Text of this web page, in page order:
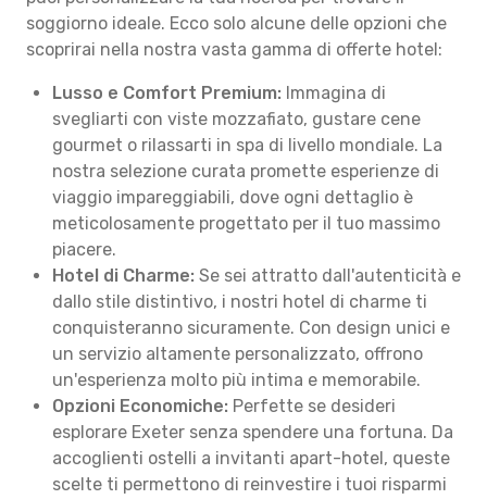
soggiorno ideale. Ecco solo alcune delle opzioni che
scoprirai nella nostra vasta gamma di offerte hotel:
Lusso e Comfort Premium: Immagina di
svegliarti con viste mozzafiato, gustare cene
gourmet o rilassarti in spa di livello mondiale. La
nostra selezione curata promette esperienze di
viaggio impareggiabili, dove ogni dettaglio è
meticolosamente progettato per il tuo massimo
piacere.
Hotel di Charme: Se sei attratto dall'autenticità e
dallo stile distintivo, i nostri hotel di charme ti
conquisteranno sicuramente. Con design unici e
un servizio altamente personalizzato, offrono
un'esperienza molto più intima e memorabile.
Opzioni Economiche: Perfette se desideri
esplorare Exeter senza spendere una fortuna. Da
accoglienti ostelli a invitanti apart-hotel, queste
scelte ti permettono di reinvestire i tuoi risparmi